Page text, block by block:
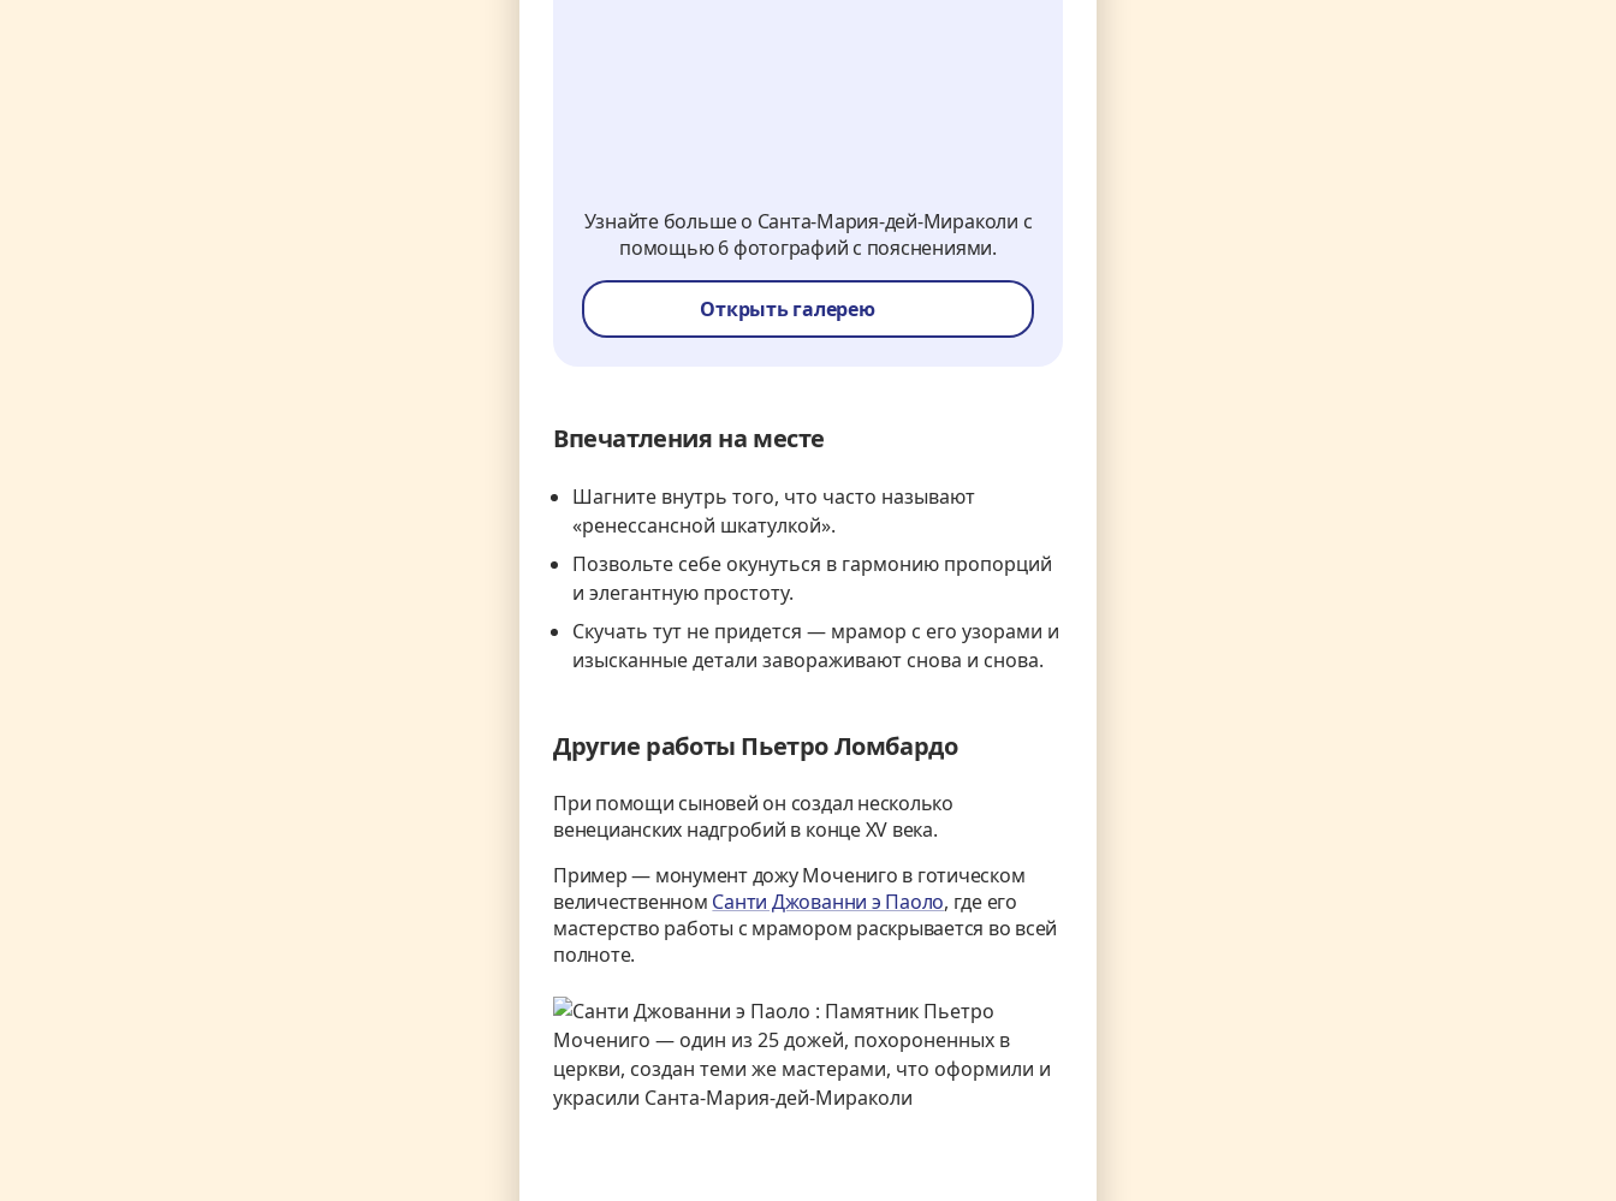
Узнайте больше о Санта-Мария-дей-Мираколи с
помощью 6 фотографий с пояснениями.
Открыть галерею
Впечатления на месте
Шагните внутрь того, что часто называют
«ренессансной шкатулкой».
Позвольте себе окунуться в гармонию пропорций
и элегантную простоту.
Скучать тут не придется — мрамор с его узорами и
изысканные детали завораживают снова и снова.
Другие работы Пьетро Ломбардо
При помощи сыновей он создал несколько
венецианских надгробий в конце XV века.
Пример — монумент дожу Мочениго в готическом
величественном Санти Джованни э Паоло, где его
мастерство работы с мрамором раскрывается во всей
полноте.